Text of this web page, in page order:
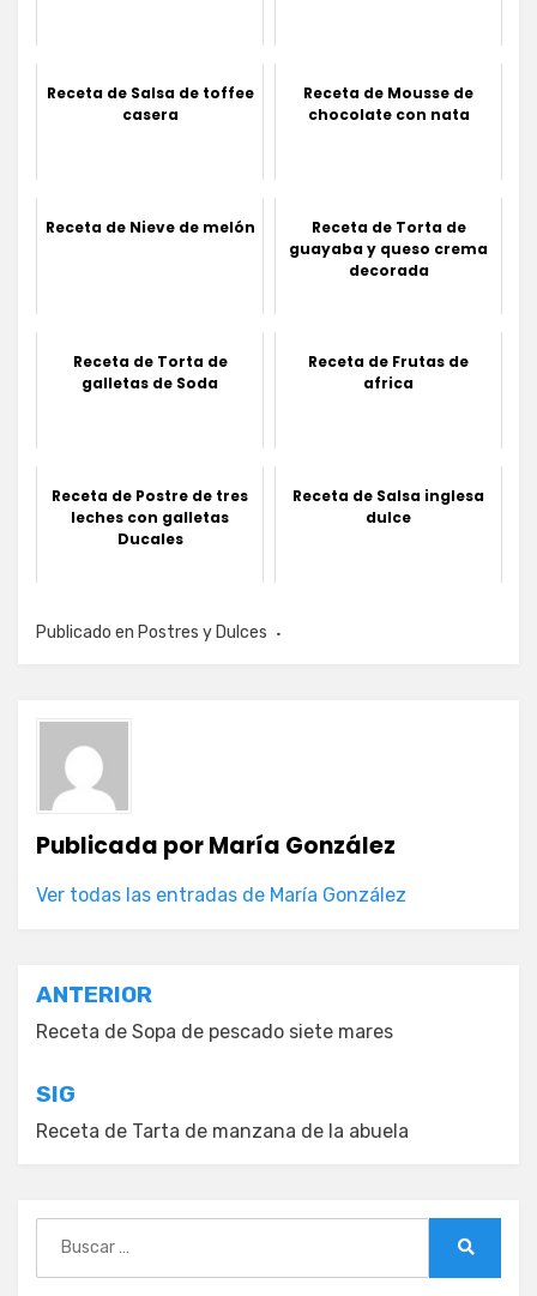
Receta de Salsa de toffee
casera
Receta de Mousse de
chocolate con nata
Receta de Nieve de melón
Receta de Torta de
guayaba y queso crema
decorada
Receta de Torta de
galletas de Soda
Receta de Frutas de
africa
Receta de Postre de tres
leches con galletas
Ducales
Receta de Salsa inglesa
dulce
Publicado en Postres y Dulces
Publicada porMaría González
Ver todas las entradas de María González
Navegación
de
entradas
ANTERIOR
Receta de Sopa de pescado siete mares
SIG
Receta de Tarta de manzana de la abuela